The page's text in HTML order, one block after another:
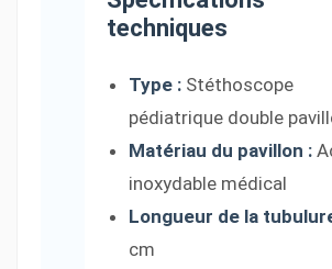
techniques
Type : Stéthoscope
pédiatrique double
Matériau du pavillon :
inoxydable médical
Longueur de la
cm